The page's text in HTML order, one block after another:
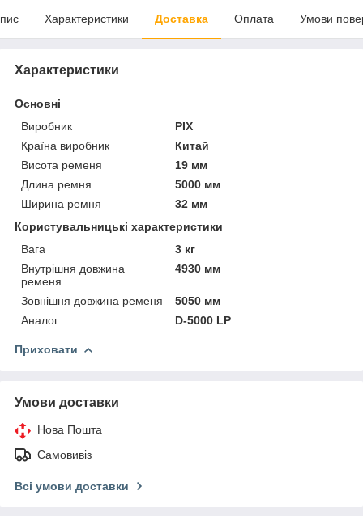
Характеристики Доставка Оплата Умови
Характеристики
Основні
Виробник
PIX
Країна виробник
Китай
Висота ременя
19 мм
Длина ремня
5000 мм
Ширина ремня
32 мм
Користувальницькі характеристики
Вага
3 кг
Внутрішня довжина
ременя
4930 мм
Зовнішня довжина ременя
5050 мм
Аналог
D-5000 LP
Приховати
Умови доставки
Нова Пошта
Самовивіз
Всі умови доставки